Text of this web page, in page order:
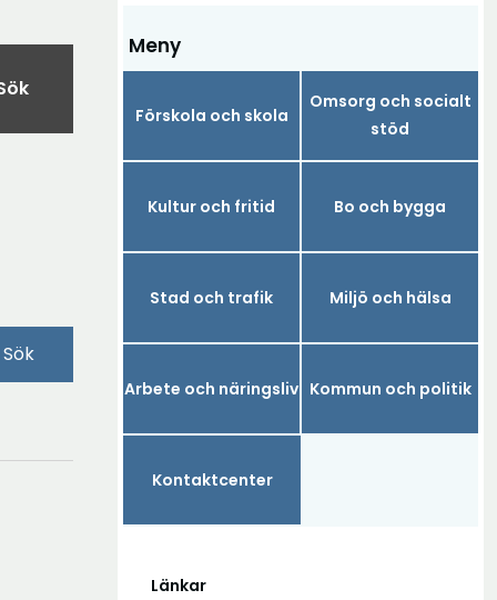
Meny
Förskola och skola
Omsorg och socialt
stöd
Kultur och fritid Bo och bygga
Stad och trafik Miljö och hälsa
Arbete och näringsliv Kommun och politik
Kontaktcenter
Länkar
Sök